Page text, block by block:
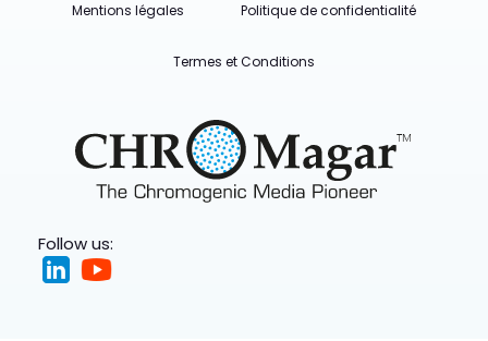
Mentions légales Politique de confidentialité
Termes et Conditions
Follow us: